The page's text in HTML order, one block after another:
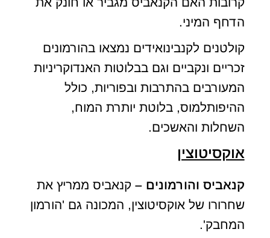
הדחף המיני.
קולטנים לקנבינואידים נמצאו בהורמונים
זכריים ונקביים וגם בבלוטות האנדוקריניות
המעורבים בהתרבות ובפוריות, כולל
ההיפותלמוס, בלוטת יותרת המוח,
השחלות והאשכים.
אוקסיטוצין
קנאביס והורמונים – קנאביס ממריץ את
שחרורו של אוקסיטוצין, המכונה גם 'הורמון
המחבק'.